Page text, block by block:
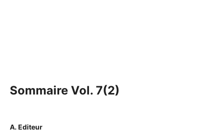
Sommaire Vol. 7(2)
A. Editeur